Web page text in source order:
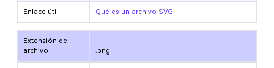
Enlace útil Qué es un archivo SVG
Extensión del
archivo
.png